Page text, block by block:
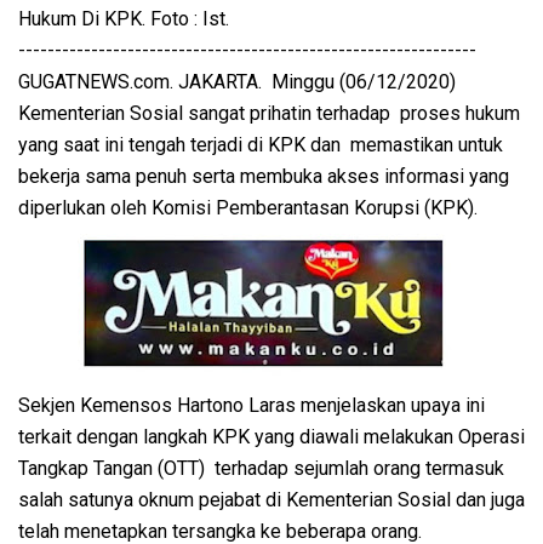
Hukum Di KPK. Foto : Ist.
---------------------------------------------------------------
GUGATNEWS.com. JAKARTA. Minggu (06/12/2020)
Kementerian Sosial sangat prihatin terhadap proses hukum
yang saat ini tengah terjadi di KPK dan memastikan untuk
bekerja sama penuh serta membuka akses informasi yang
diperlukan oleh Komisi Pemberantasan Korupsi (KPK).
Sekjen Kemensos Hartono Laras menjelaskan upaya ini
terkait dengan langkah KPK yang diawali melakukan Operasi
Tangkap Tangan (OTT) terhadap sejumlah orang termasuk
salah satunya oknum pejabat di Kementerian Sosial dan juga
telah menetapkan tersangka ke beberapa orang.